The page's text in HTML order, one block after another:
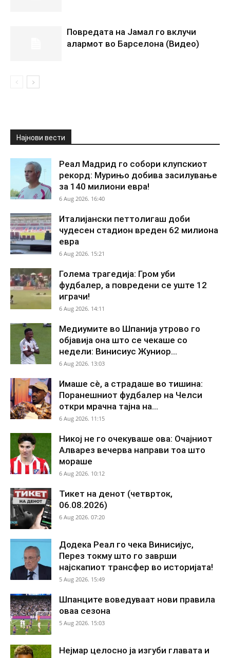
Повредата на Јамал го вклучи
алармот во Барселона (Видео)
Најнови вести
Реал Мадрид го собори клупскиот
рекорд: Мурињо добива засилување
за 140 милиони евра!
6 Aug 2026. 16:40
Италијански петтолигаш доби
чудесен стадион вреден 62 милиона
евра
6 Aug 2026. 15:21
Голема трагедија: Гром уби
фудбалер, а повредени се уште 12
играчи!
6 Aug 2026. 14:11
Медиумите во Шпанија утрово го
објавија она што се чекаше со
недели: Винисиус Жуниор...
6 Aug 2026. 13:03
Имаше сè, а страдаше во тишина:
Поранешниот фудбалер на Челси
откри мрачна тајна на...
6 Aug 2026. 11:15
Никој не го очекуваше ова: Очајниот
Алварез вечерва направи тоа што
мораше
6 Aug 2026. 10:12
Тикет на денот (четврток,
06.08.2026)
6 Aug 2026. 07:20
Додека Реал го чека Винисијус,
Перез токму што го заврши
најскапиот трансфер во историјата!
5 Aug 2026. 15:49
Шпанците воведуваат нови правила
оваа сезона
5 Aug 2026. 15:03
Нејмар целосно ја изгуби главата и